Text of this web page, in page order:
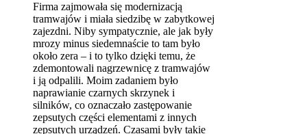
Firma zajmowała się modernizacją
tramwajów i miała siedzibę w zabytkowej
zajezdni. Niby sympatycznie, ale jak były
mrozy minus siedemnaście to tam było
około zera – i to tylko dzięki temu, że
zdemontowali nagrzewnicę z tramwajów
i ją odpalili. Moim zadaniem było
naprawianie czarnych skrzynek i
silników, co oznaczało zastępowanie
zepsutych części elementami z innych
zepsutych urządzeń. Czasami były takie